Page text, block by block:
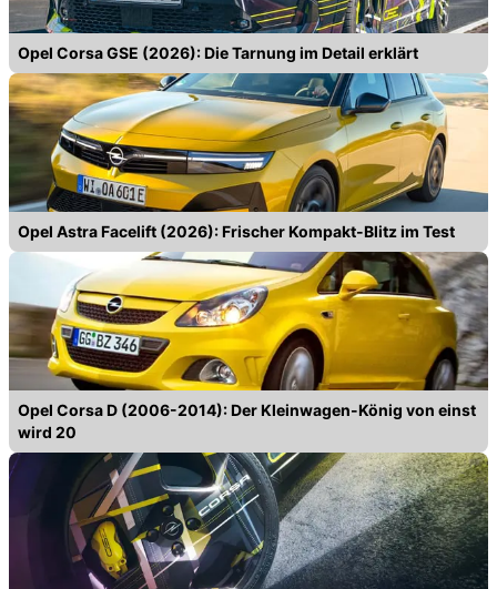
Opel Corsa GSE (2026): Die Tarnung im Detail erklärt
Opel Astra Facelift (2026): Frischer Kompakt-Blitz im Test
Opel Corsa D (2006-2014): Der Kleinwagen-König von einst
wird 20